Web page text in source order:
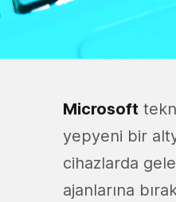
Microsoft
yepyeni bir
cihazlarda
ajanlarına